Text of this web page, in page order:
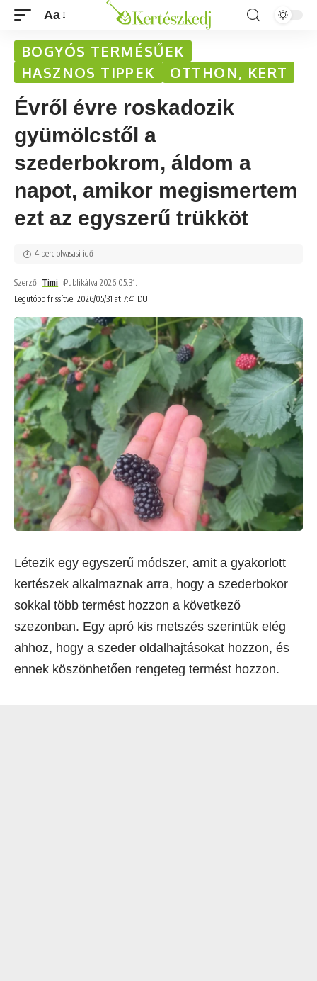
Aa
BOGYÓS TERMÉSŰEK
HASZNOS TIPPEK
OTTHON, KERT
Évről évre roskadozik
gyümölcstől a
szederbokrom, áldom a
napot, amikor megismertem
ezt az egyszerű trükköt
Legutóbb frissítve: 2026/05/31 at 7:41 DU.
Szerző: Timi Publikálva 2026.05.31.
4 perc olvasási idő
Létezik egy egyszerű módszer, amit a gyakorlott
kertészek alkalmaznak arra, hogy a szederbokor
sokkal több termést hozzon a következő
szezonban. Egy apró kis metszés szerintük elég
ahhoz, hogy a szeder oldalhajtásokat hozzon, és
ennek köszönhetően rengeteg termést hozzon.